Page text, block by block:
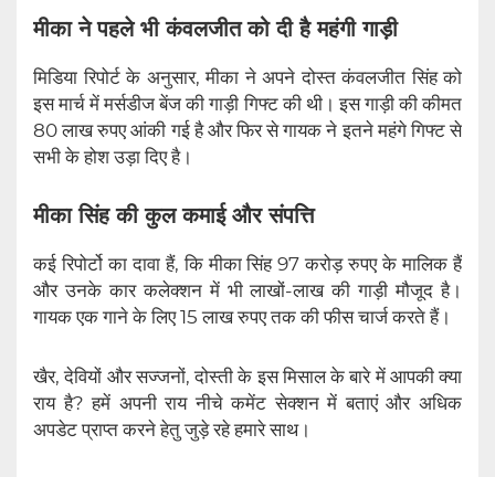
मीका ने पहले भी कंवलजीत को दी है महंगी गाड़ी
मिडिया रिपोर्ट के अनुसार, मीका ने अपने दोस्त कंवलजीत सिंह को
इस मार्च में मर्सडीज बेंज की गाड़ी गिफ्ट की थी। इस गाड़ी की कीमत
80 लाख रुपए आंकी गई है और फिर से गायक ने इतने महंगे गिफ्ट से
सभी के होश उड़ा दिए है।
मीका सिंह की कुल कमाई और संपत्ति
कई रिपोर्टो का दावा हैं, कि मीका सिंह 97 करोड़ रुपए के मालिक हैं
और उनके कार कलेक्शन में भी लाखों-लाख की गाड़ी मौजूद है।
गायक एक गाने के लिए 15 लाख रुपए तक की फीस चार्ज करते हैं।
खैर, देवियों और सज्जनों, दोस्ती के इस मिसाल के बारे में आपकी क्या
राय है? हमें अपनी राय नीचे कमेंट सेक्शन में बताएं और अधिक
अपडेट प्राप्त करने हेतु जुड़े रहे हमारे साथ।